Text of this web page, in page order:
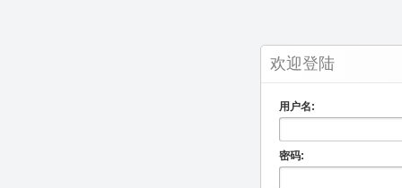
欢迎登陆
用户名:
密码: